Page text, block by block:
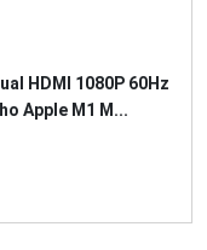
HDMI 1080P 60Hz
Apple M1 M...